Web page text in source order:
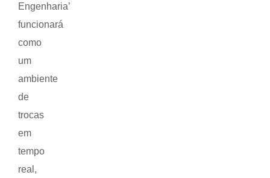
Engenharia’
funcionará
como
um
ambiente
de
trocas
em
tempo
real,